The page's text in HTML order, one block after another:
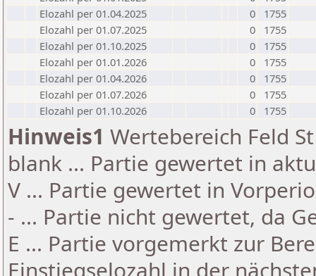
Elozahl per 01.04.2025
0
1755
Elozahl per 01.07.2025
0
1755
Elozahl per 01.10.2025
0
1755
Elozahl per 01.01.2026
0
1755
Elozahl per 01.04.2026
0
1755
Elozahl per 01.07.2026
0
1755
Elozahl per 01.10.2026
0 1755
Hinweis1 Wertebereich Feld
blank ... Partie gewertet in
V ... Partie gewertet in
- ... Partie nicht gewertet, da
E ... Partie vorgemerkt zur
Einstiegselozahl in der